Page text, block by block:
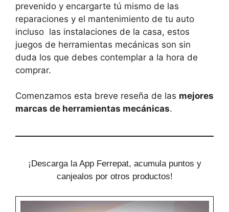
prevenido y encargarte tú mismo de las
reparaciones y el mantenimiento de tu auto
incluso las instalaciones de la casa, estos
juegos de herramientas mecánicas son sin
duda los que debes contemplar a la hora de
comprar.
Comenzamos esta breve reseña de las mejores
marcas de herramientas mecánicas.
¡Descarga la App Ferrepat, acumula puntos y
canjealos por otros productos!